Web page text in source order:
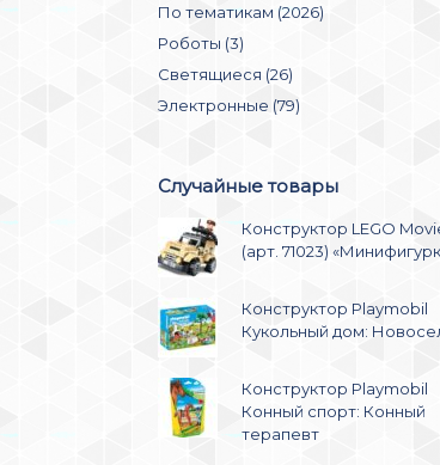
По тематикам (2026)
Роботы (3)
Светящиеся (26)
Электронные (79)
Случайные товары
Конструктор LEGO
(арт. 71023)
Конструктор Playmobil
Кукольный дом:
Конструктор Playmobil
Конный спорт: Конный
терапевт